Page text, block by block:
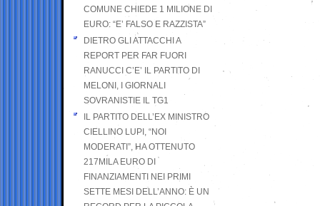
COMUNE CHIEDE 1 MILIONE DI
EURO: “E’ FALSO E RAZZISTA”
DIETRO GLI ATTACCHI A
REPORT PER FAR FUORI
RANUCCI C’E’ IL PARTITO DI
MELONI, I GIORNALI
SOVRANISTIE IL TG1
IL PARTITO DELL’EX MINISTRO
CIELLINO LUPI, “NOI
MODERATI”, HA OTTENUTO
217MILA EURO DI
FINANZIAMENTI NEI PRIMI
SETTE MESI DELL’ANNO: È UN